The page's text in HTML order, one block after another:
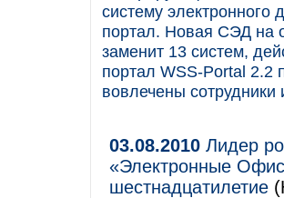
систему
портал. Новая СЭД на
заменит 13 систем,
портал WSS-Portal 2.2
вовлечены
03.08.2010 Лидер
«Электронные
шестнадцатилетие